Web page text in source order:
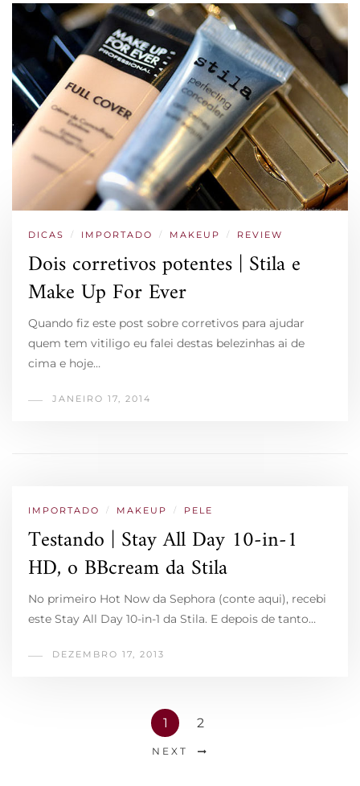
DICAS / IMPORTADO / MAKEUP / REVIEW
Dois corretivos potentes | Stila e
Make Up For Ever
Quando fiz este post sobre corretivos para ajudar
quem tem vitiligo eu falei destas belezinhas ai de
cima e hoje…
JANEIRO 17, 2014
IMPORTADO / MAKEUP / PELE
Testando | Stay All Day 10-in-1
HD, o BBcream da Stila
No primeiro Hot Now da Sephora (conte aqui), recebi
este Stay All Day 10-in-1 da Stila. E depois de tanto…
DEZEMBRO 17, 2013
1 2
NEXT